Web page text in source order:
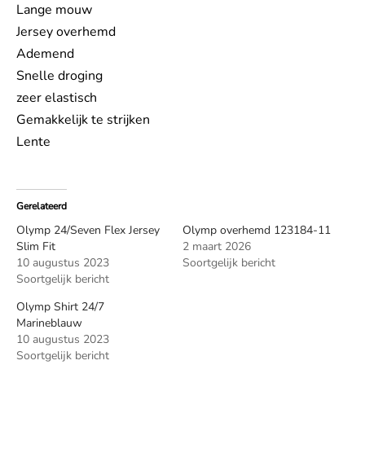
Lange mouw
Jersey overhemd
Ademend
Snelle droging
zeer elastisch
Gemakkelijk te strijken
Lente
Gerelateerd
Olymp 24/Seven Flex Jersey
Slim Fit
10 augustus 2023
Soortgelijk bericht
Olymp overhemd 123184-11
2 maart 2026
Soortgelijk bericht
Olymp Shirt 24/7
Marineblauw
10 augustus 2023
Soortgelijk bericht